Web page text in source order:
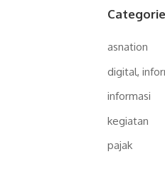
asnation
digital,
informasi
kegiatan
pajak